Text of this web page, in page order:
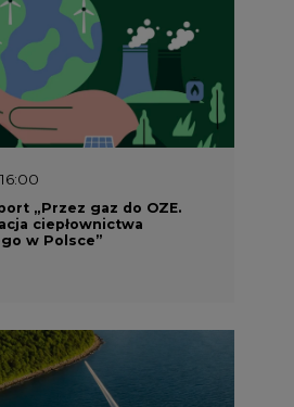
energetyki w
roku – sprawdzamy